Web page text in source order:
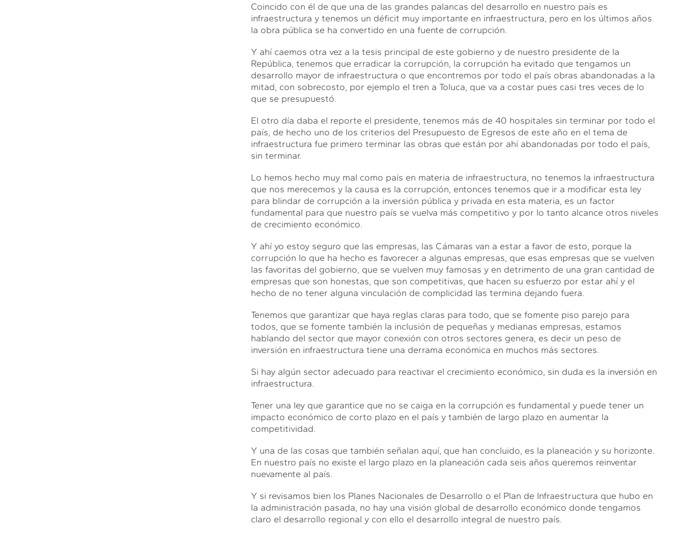
Coincido con él de que una de las grandes palancas del desarrollo en nuestro país es
infraestructura y tenemos un déficit muy importante en infraestructura, pero en los últimos años
la obra pública se ha convertido en una fuente de corrupción.
Y ahí caemos otra vez a la tesis principal de este gobierno y de nuestro presidente de la
República, tenemos que erradicar la corrupción, la corrupción ha evitado que tengamos un
desarrollo mayor de infraestructura o que encontremos por todo el país obras abandonadas a la
mitad, con sobrecosto, por ejemplo el tren a Toluca, que va a costar pues casi tres veces de lo
que se presupuestó.
El otro día daba el reporte el presidente, tenemos más de 40 hospitales sin terminar por todo el
país, de hecho uno de los criterios del Presupuesto de Egresos de este año en el tema de
infraestructura fue primero terminar las obras que están por ahí abandonadas por todo el país,
sin terminar.
Lo hemos hecho muy mal como país en materia de infraestructura, no tenemos la infraestructura
que nos merecemos y la causa es la corrupción, entonces tenemos que ir a modificar esta ley
para blindar de corrupción a la inversión pública y privada en esta materia, es un factor
fundamental para que nuestro país se vuelva más competitivo y por lo tanto alcance otros niveles
de crecimiento económico.
Y ahí yo estoy seguro que las empresas, las Cámaras van a estar a favor de esto, porque la
corrupción lo que ha hecho es favorecer a algunas empresas, que esas empresas que se vuelven
las favoritas del gobierno, que se vuelven muy famosas y en detrimento de una gran cantidad de
empresas que son honestas, que son competitivas, que hacen su esfuerzo por estar ahí y el
hecho de no tener alguna vinculación de complicidad las termina dejando fuera.
Tenemos que garantizar que haya reglas claras para todo, que se fomente piso parejo para
todos, que se fomente también la inclusión de pequeñas y medianas empresas, estamos
hablando del sector que mayor conexión con otros sectores genera, es decir un peso de
inversión en infraestructura tiene una derrama económica en muchos más sectores.
Si hay algún sector adecuado para reactivar el crecimiento económico, sin duda es la inversión en
infraestructura.
Tener una ley que garantice que no se caiga en la corrupción es fundamental y puede tener un
impacto económico de corto plazo en el país y también de largo plazo en aumentar la
competitividad.
Y una de las cosas que también señalan aquí, que han concluido, es la planeación y su horizonte.
En nuestro país no existe el largo plazo en la planeación cada seis años queremos reinventar
nuevamente al país.
Y si revisamos bien los Planes Nacionales de Desarrollo o el Plan de Infraestructura que hubo en
la administración pasada, no hay una visión global de desarrollo económico donde tengamos
claro el desarrollo regional y con ello el desarrollo integral de nuestro país.